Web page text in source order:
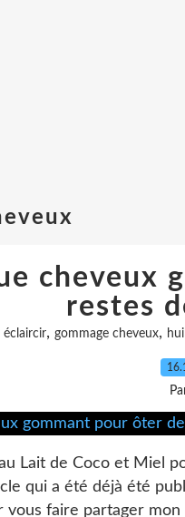
cheveux
restes
éclaircir, gommage cheveux,
Lait de Coco et Miel
qui a été déjà été
vous faire partager